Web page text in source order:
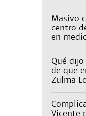
Masivo
centro
en
Qué dijo
de que
Zulma
Vicente